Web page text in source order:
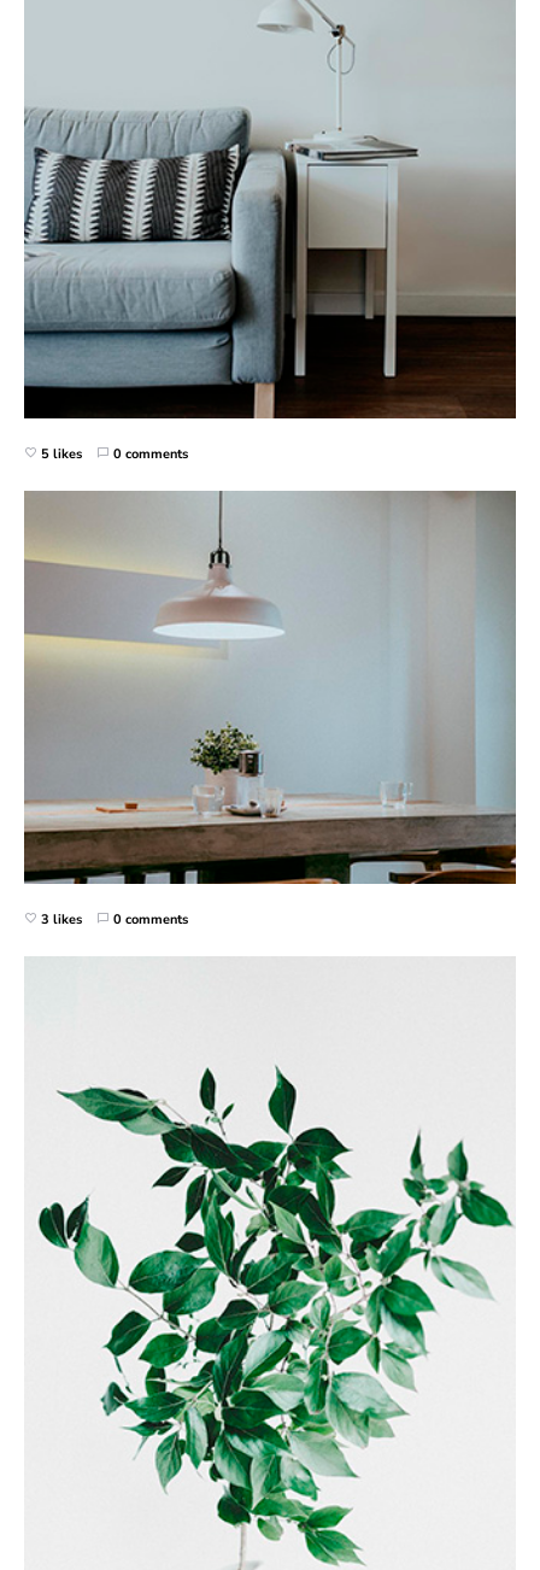
5 likes 0 comments
3 likes 0 comments